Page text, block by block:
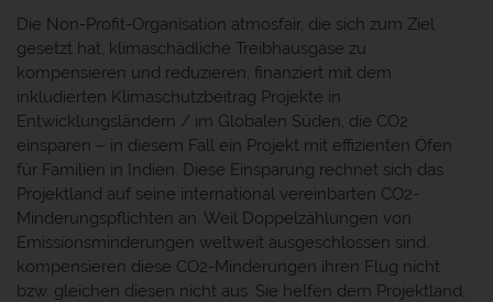
Die Non-Profit-Organisation atmosfair, die sich zum Ziel
gesetzt hat, klimaschädliche Treibhausgase zu
kompensieren und reduzieren, finanziert mit dem
inkludierten Klimaschutzbeitrag Projekte in
Entwicklungsländern / im Globalen Süden, die CO2
einsparen – in diesem Fall ein Projekt mit effizienten Öfen
für Familien in Indien. Diese Einsparung rechnet sich das
Projektland auf seine international vereinbarten CO2-
Minderungspflichten an. Weil Doppelzählungen von
Emissionsminderungen weltweit ausgeschlossen sind,
kompensieren diese CO2-Minderungen ihren Flug nicht
bzw. gleichen diesen nicht aus. Sie helfen dem Projektland,